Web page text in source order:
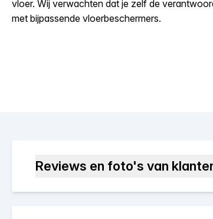
vloer. Wij verwachten dat je zelf de
met bijpassende vloerbeschermers.
Reviews en foto's van